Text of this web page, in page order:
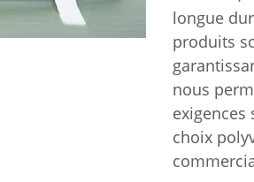
longue
produits
nous
choix